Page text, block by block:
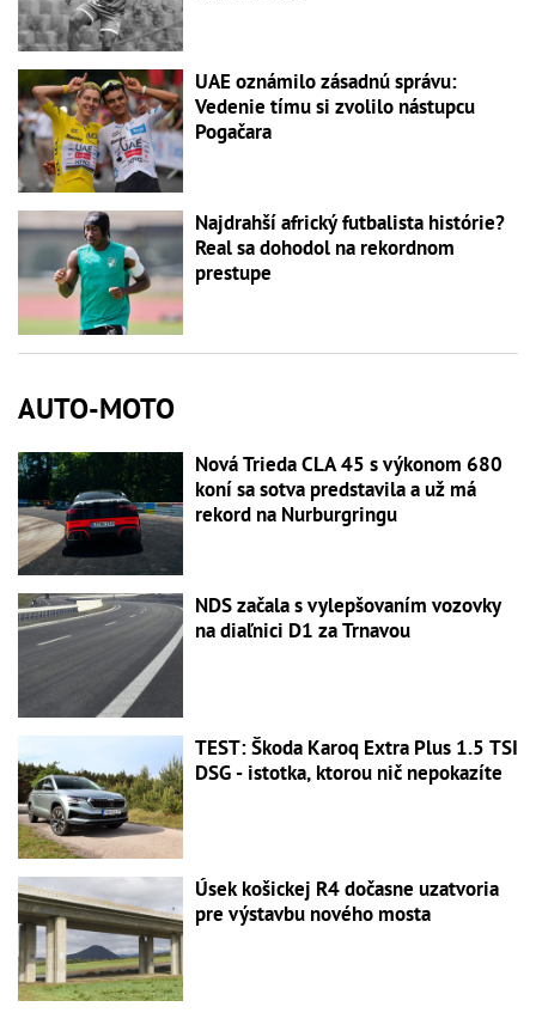
UAE oznámilo zásadnú správu:
Vedenie tímu si zvolilo nástupcu
Pogačara
Najdrahší africký futbalista histórie?
Real sa dohodol na rekordnom
prestupe
AUTO-MOTO
Nová Trieda CLA 45 s výkonom 680
koní sa sotva predstavila a už má
rekord na Nurburgringu
NDS začala s vylepšovaním vozovky
na diaľnici D1 za Trnavou
TEST: Škoda Karoq Extra Plus 1.5 TSI
DSG - istotka, ktorou nič nepokazíte
Úsek košickej R4 dočasne uzatvoria
pre výstavbu nového mosta